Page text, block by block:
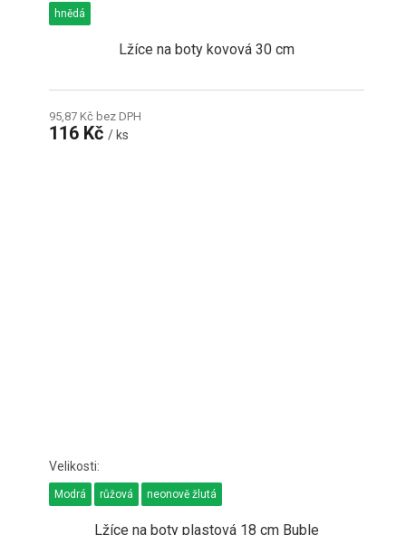
Lžíce na boty kovová 30 cm
95,87 Kč bez DPH
116 Kč/ ks
hnědá
Lžíce na boty plastová 18 cm Buble
Modrá růžová neonově žlutá